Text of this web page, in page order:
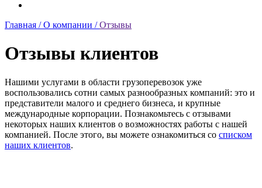
Главная /О компании /Отзывы
Отзывы клиентов
Нашими услугами в области грузоперевозок уже
воспользовались сотни самых разнообразных компаний: это и
представители малого и среднего бизнеса, и крупные
международные корпорации. Познакомьтесь с отзывами
некоторых наших клиентов о возможностях работы с нашей
компанией. После этого, вы можете ознакомиться со списком
наших клиентов.